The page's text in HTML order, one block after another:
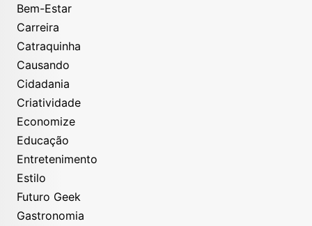
Bem-Estar
Carreira
Catraquinha
Causando
Cidadania
Criatividade
Economize
Educação
Entretenimento
Estilo
Futuro Geek
Gastronomia